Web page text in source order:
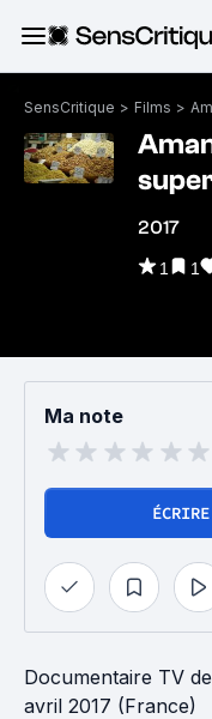
SensCritique > Films >
2017
1 1
Ma note
Documentaire TV de
avril 2017 (France)